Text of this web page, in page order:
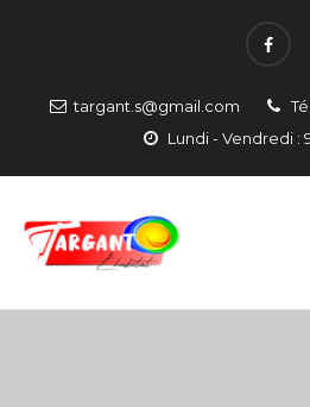
targant.s@gmail.com
Lundi - Vendredi :